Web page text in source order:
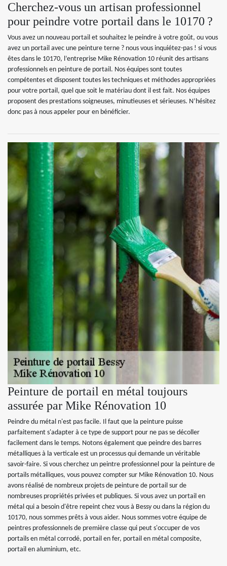
Cherchez-vous un artisan professionnel
pour peindre votre portail dans le 10170 ?
Vous avez un nouveau portail et souhaitez le peindre à votre goût, ou vous
avez un portail avec une peinture terne ? nous vous inquiétez-pas ! si vous
êtes dans le 10170, l’entreprise Mike Rénovation 10 réunit des artisans
professionnels en peinture de portail. Nos équipes sont toutes
compétentes et disposent toutes les techniques et méthodes appropriées
pour votre portail, quel que soit le matériau dont il est fait. Nos équipes
proposent des prestations soigneuses, minutieuses et sérieuses. N’hésitez
donc pas à nous appeler pour en bénéficier.
Peinture de portail en métal toujours
assurée par Mike Rénovation 10
Peindre du métal n'est pas facile. Il faut que la peinture puisse
parfaitement s'adapter à ce type de support pour ne pas se décoller
facilement dans le temps. Notons également que peindre des barres
métalliques à la verticale est un processus qui demande un véritable
savoir-faire. Si vous cherchez un peintre professionnel pour la peinture de
portails métalliques, vous pouvez compter sur Mike Rénovation 10. Nous
avons réalisé de nombreux projets de peinture de portail sur de
nombreuses propriétés privées et publiques. Si vous avez un portail en
métal qui a besoin d'être repeint chez vous à Bessy ou dans la région du
10170, nous sommes prêts à vous aider. Nous sommes votre équipe de
peintres professionnels de première classe qui peut s'occuper de vos
portails en métal corrodé, portail en fer, portail en métal composite,
portail en aluminium, etc.